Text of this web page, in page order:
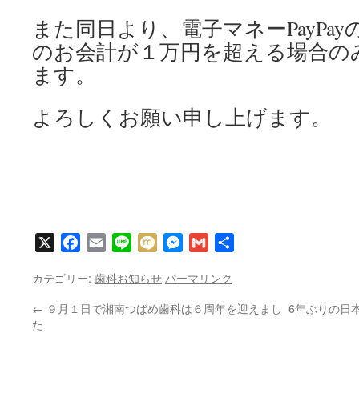
また同日より、電子マネー
のお会計が１万円を超える場合
ます。
よろしくお願い申し上げます。
X Facebook
Email Line Mixi Messenger
Gmail
カテゴリー: 歯科お知らせ パーマリンク
← ９月１日で湘南つばめ歯科は６周年を迎えまし
た
6年ぶりの日